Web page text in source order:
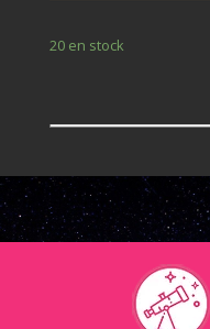
20 en stock